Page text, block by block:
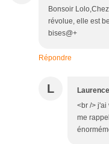
Bonsoir
révolue, elle est
bises@+
Répondre
L
<br /> j'ai
me